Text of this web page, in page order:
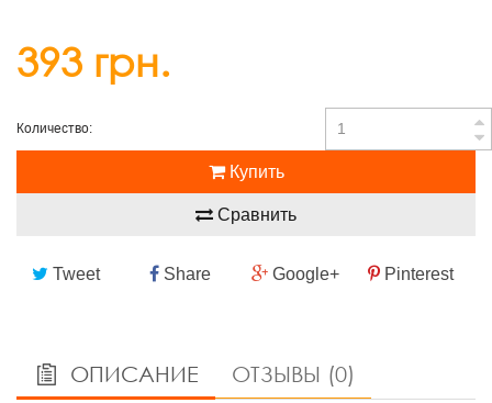
393 грн.
Количество:
Купить
Сравнить
Tweet Share Google+ Pinterest
ОПИСАНИЕ ОТЗЫВЫ (0)